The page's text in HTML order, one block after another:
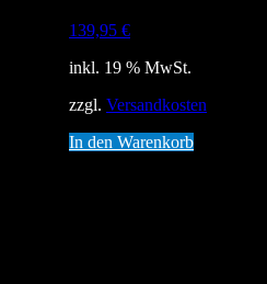
139,95 €
inkl. 19 % MwSt.
zzgl. Versandkosten
In den Warenkorb